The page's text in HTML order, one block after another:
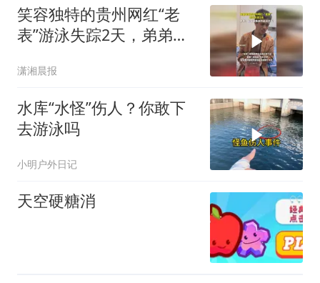
笑容独特的贵州网红“老
表”游泳失踪2天，弟弟：
潇湘晨报
水库“水怪”伤人？你敢下
去游泳吗
小明户外日记
天空硬糖消